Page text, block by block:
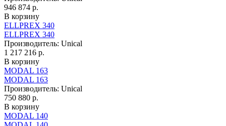
946 874 р.
В корзину
ELLPREX 340
ELLPREX 340
Производитель: Unical
1 217 216 р.
В корзину
MODAL 163
MODAL 163
Производитель: Unical
750 880 р.
В корзину
MODAL 140